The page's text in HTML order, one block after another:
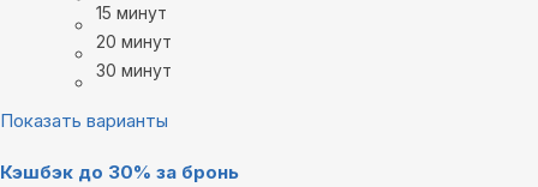
15 минут
20 минут
30 минут
Показать варианты
Кэшбэк до 30% за бронь